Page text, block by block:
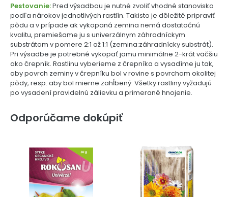
Pestovanie:Pred výsadbou je nutné zvoliť vhodné stanovisko
podľa nárokov jednotlivých rastlín. Takisto je dôležité pripraviť
pôdu a v prípade ak vykopaná zemina nemá dostatočnú
kvalitu, premiešame ju s univerzálnym záhradníckym
substrátom v pomere 2:1 až 1:1 (zemina:záhradnícky substrát).
Pri výsadbe je potrebné vykopať jamu minimálne 2-krát väčšiu
ako črepník. Rastlinu vyberieme z črepníka a vysadíme ju tak,
aby povrch zeminy v črepníku bol v rovine s povrchom okolitej
pôdy, resp. aby bol mierne zahĺbený. Všetky rastliny vyžadujú
po vysadení pravidelnú zálievku a primerané hnojenie.
Odporúčame dokúpiť